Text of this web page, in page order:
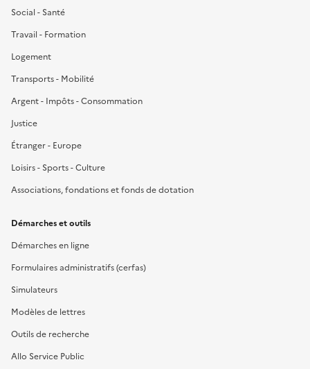
Social - Santé
Travail - Formation
Logement
Transports - Mobilité
Argent - Impôts - Consommation
Justice
Étranger - Europe
Loisirs - Sports - Culture
Associations, fondations et fonds de dotation
Démarches et outils
Démarches en ligne
Formulaires administratifs (cerfas)
Simulateurs
Modèles de lettres
Outils de recherche
Allo Service Public